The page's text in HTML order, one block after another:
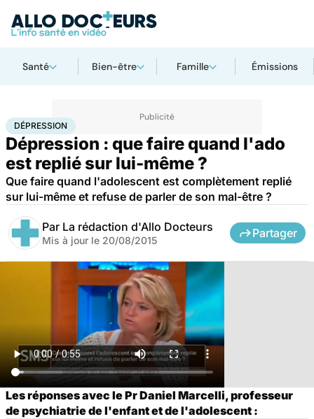
Santé Bien-être Famille Émissions
AccueilSantéDépression
DÉPRESSION
Dépression : que faire quand l'ado
est replié sur lui-même ?
Que faire quand l'adolescent est complètement replié
sur lui-même et refuse de parler de son mal-être ?
Par La rédaction d'Allo Docteurs
Mis à jour le 20/08/2015
Partager
Les réponses avec le Pr Daniel Marcelli, professeur
de psychiatrie de l'enfant et de l'adolescent :